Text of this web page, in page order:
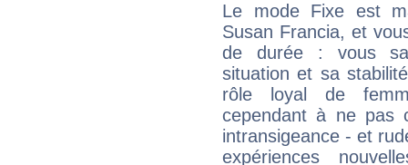
Le mode Fixe est
Susan Francia, et
de durée : vous
situation et sa
rôle loyal de
cependant à ne pas
intransigeance - et
expériences